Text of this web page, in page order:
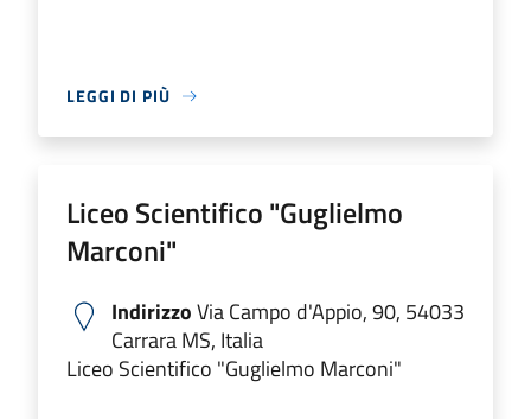
LEGGI DI PIÙ
Liceo Scientifico "Guglielmo
Marconi"
IndirizzoVia Campo d'Appio, 90, 54033
Carrara MS, Italia
Liceo Scientifico "Guglielmo Marconi"